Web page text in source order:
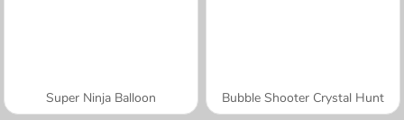
Super Ninja Balloon Bubble Shooter Crystal Hunt